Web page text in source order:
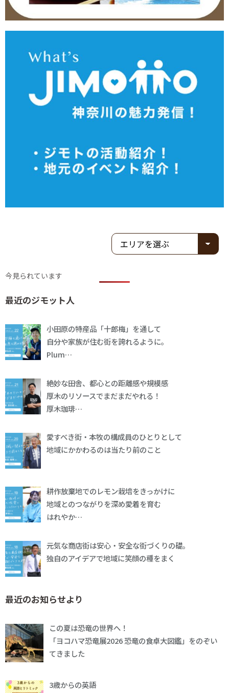
今見られています
最近のジモット人
小田原の特産品「十郎梅」を通して
自分や家族が住む街を誇れるように。
Plum…
絶妙な田舎、都心との距離感や規模感
厚木のリソースでまだまだやれる！
厚木珈琲…
愛すべき街・本牧の構成員のひとりとして
地域にかかわるのは当たり前のこと
耕作放棄地でのレモン栽培をきっかけに
地域とのつながりを深め愛着を育む
はれやか…
元気な商店街は安心・安全な街づくりの礎。
独自のアイデアで地域に笑顔の種をまく
最近のお知らせより
この夏は恐竜の世界へ！
「ヨコハマ恐竜展2026 恐竜の食卓大図鑑」をのぞい
てきました
3歳からの英語